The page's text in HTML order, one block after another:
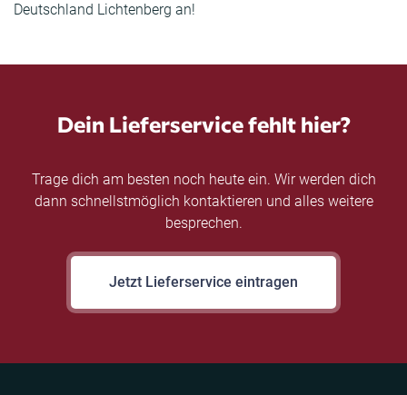
Deutschland Lichtenberg an!
Dein Lieferservice fehlt hier?
Trage dich am besten noch heute ein. Wir werden dich
dann schnellstmöglich kontaktieren und alles weitere
besprechen.
Jetzt Lieferservice eintragen